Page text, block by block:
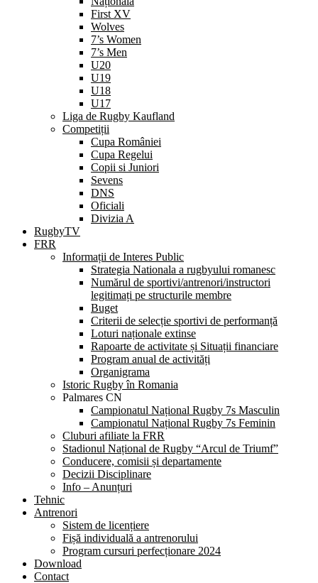
First XV
Wolves
7’s Women
7’s Men
U20
U19
U18
U17
Liga de Rugby Kaufland
Competiții
Cupa României
Cupa Regelui
Copii si Juniori
Sevens
DNS
Oficiali
Divizia A
RugbyTV
FRR
Informații de Interes Public
Strategia Nationala a rugbyului romanesc
Numărul de sportivi/antrenori/instructori
legitimați pe structurile membre
Buget
Criterii de selecție sportivi de performanță
Loturi naționale extinse
Rapoarte de activitate și Situații financiare
Program anual de activități
Organigrama
Istoric Rugby în Romania
Palmares CN
Campionatul Național Rugby 7s Masculin
Campionatul Național Rugby 7s Feminin
Cluburi afiliate la FRR
Stadionul Național de Rugby “Arcul de Triumf”
Conducere, comisii și departamente
Decizii Disciplinare
Info – Anunțuri
Tehnic
Antrenori
Sistem de licențiere
Fișă individuală a antrenorului
Program cursuri perfecționare 2024
Download
Contact